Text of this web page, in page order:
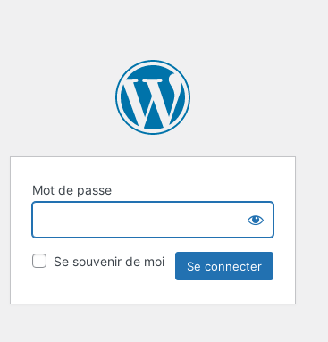
Mot de passe
Se souvenir de moi